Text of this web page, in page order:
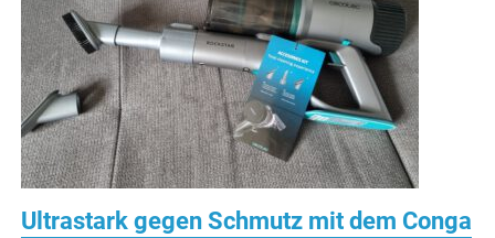
Ultrastark gegen Schmutz mit dem Conga